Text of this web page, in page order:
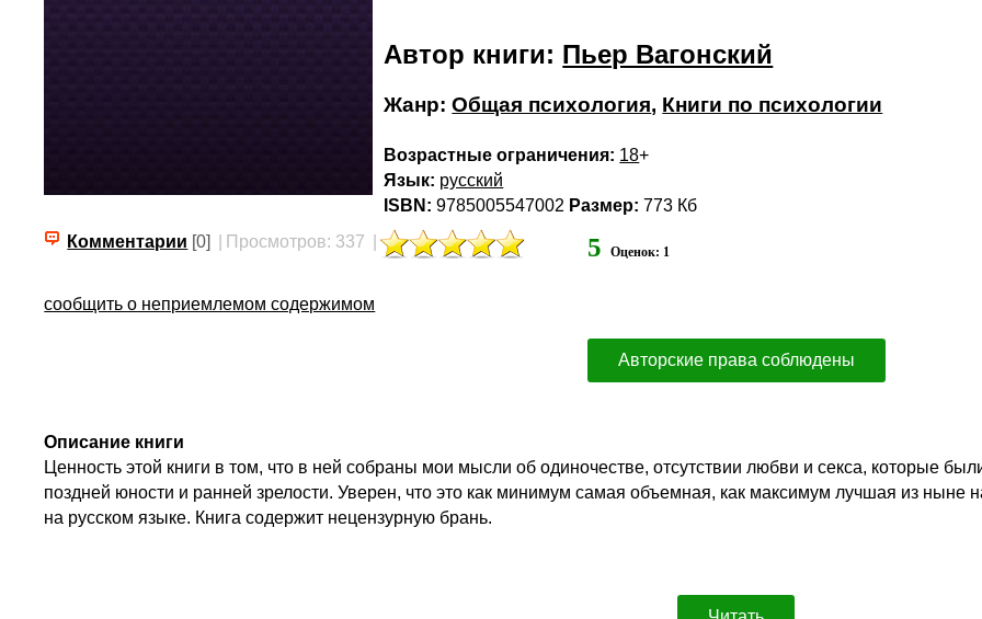
Автор книги: Пьер Вагонский
Жанр:Общая психология, Книги по психологии
Возрастные ограничения: 18+
Язык: русский
ISBN: 9785005547002 Размер: 773 Кб
Комментарии [0] Просмотров: 337 5 Оценок: 1
сообщить о неприемлемом содержимом
Авторские права соблюдены
Описание книги
Ценность этой книги в том, что в ней собраны мои мысли об одиночестве, отсутствии любви и секса, которые
поздней юности и ранней зрелости. Уверен, что это как минимум самая объемная, как максимум лучшая из
на русском языке. Книга содержит нецензурную брань.